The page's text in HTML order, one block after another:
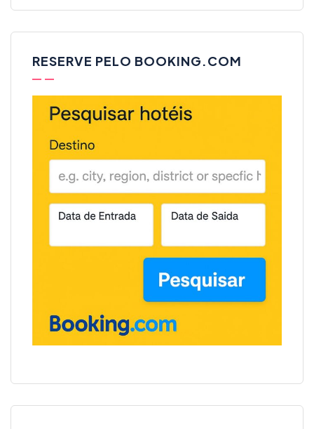
RESERVE PELO BOOKING.COM